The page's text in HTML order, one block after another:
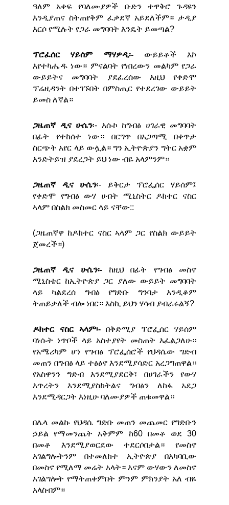
ዓለም አቀፍ የባለሙያዎች ቡድን ተዋቅሮ ጉዳዩን
እንዲያጠና ስትጠየቅም ፈቃደኛ አይደለችም። ታዲያ
እርሶ የሚሉት የጋራ መግባባት እንዴት ይመጣል?
ፕሮፈሰር ሃይሰም ማሃዎዲ፡- ውይይቶች እኮ
እየተካሔዱ ነው። ምናልባት የነበረውን መልካም የጋራ
ውይይትና መግባባት ያደፈረሰው እዚህ የቀድሞ
ፕሬዚዳንት በተገኙበት በምስጢር የተደረገው ውይይት
ይመስ ለኛል።
ጋዜጠኛ ዲና ሁሴን፡- እሱኮ ከግብፅ ሀገራዊ መግባባት
በፊት የተከሰተ ነው። በርግጥ በአጋጣሚ በቀጥታ
ስርጭት አየር ላይ ውሏል። ግን ኢትዮጵያን ግትር አቋም
እንድትይዝ ያደረጋት ይህ ነው ብዬ አላምንም።
ጋዜጠኛ ዲና ሁሴን፡- ይቅርታ ፕሮፌሰር ሃይሰም፤
የቀድሞ የግብፅ ውሃ ሀብት ሚኒስትር ዶክተር ናስር
ኣላም በስልክ መስመር ላይ ናቸው::
(ጋዜጠኛዋ ከዶክተር ናስር ኣላም ጋር የስልክ ውይይት
ጀመረች።)
ጋዜጠኛ ዲና ሁሴን፡- ከዚህ በፊት የግብፅ መስኖ
ሚኒስቴር ከኢትዮጵያ ጋር ያለው ውይይት መግባባት
ላይ ካልደረሰ ግብፅ የግድቡ ግንባታ እንዲቆም
ትጠይቃለች ብሎ ነበር። እስኪ ይህን ሃሳብ ያብራሩልኝ?
ዶክተር ናስር ኣላም፡-በቅድሚያ ፕሮፌሰር ሃይሰም
ባነሱት ነጥቦች ላይ አስተያየት መስጠት እፈልጋለሁ።
የአሜሪካም ሆነ የግብፅ ፕሮፌሰሮች የህዳሴው ግድብ
መጠን በግብፅ ላይ ተፅዕኖ እንደሚያሳድር አረጋግጠዋል።
የአስዋንን ግድብ እንደሚያደርቅ፣ በሀገራችን የውሃ
እጥረትን እንደሚያስከትልና ግብፅን ለከፋ አደጋ
እንደሚዳርጋት እነዚሁ ባለሙያዎች ጠቁመዋል።
በሌላ መልኩ የህዳሴ ግድቡ መጠን መጨመር የግድቡን
ኃይል የማመንጨት አቅምም ከ60 በመቶ ወደ 30
በመቶ እንደሚያወርደው ተደርሶበታል። የመስኖ
አገልግሎትንም በተመለከተ ኢትዮጵያ በአካባቢው
በመስኖ የሚለማ መሬት አላት። እናም ውሃውን ለመስኖ
አገልግሎት የማትጠቀምበት ምንም ምክንያት አለ ብዬ
አላስብም።